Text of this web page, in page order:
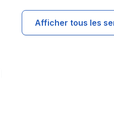
Afficher tous les